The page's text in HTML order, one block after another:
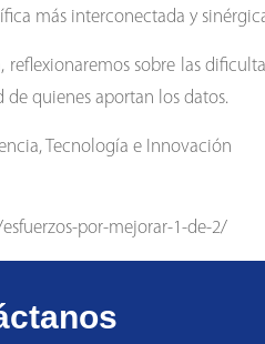
más interconectada y
reflexionaremos sobre las
quienes aportan los datos.
Tecnología e Innovación
por-mejorar-1-de-2/